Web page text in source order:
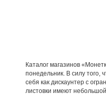
Каталог магазинов
понедельник. В силу того,
себя как дискаунтер с
листовки имеют